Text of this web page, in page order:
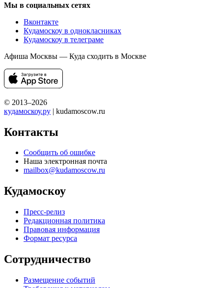
Мы в социальных сетях
Вконтакте
Кудамоскоу в однокласниках
Кудамоскоу в телеграме
Афиша Москвы — Куда сходить в Москве
© 2013–2026
кудамоскоу.ру | kudamoscow.ru
Контакты
Сообщить об ошибке
Наша электронная почта
mailbox@kudamoscow.ru
Кудамоскоу
Пресс-релиз
Редакционная политика
Правовая информация
Формат ресурса
Сотрудничество
Размещение событий